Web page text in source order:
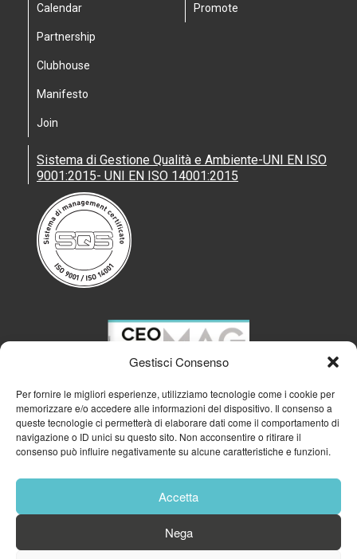
Gestisci Consenso
Per fornire le migliori esperienze, utilizziamo tecnologie come i cookie per
memorizzare e/o accedere alle informazioni del dispositivo. Il consenso a
queste tecnologie ci permetterà di elaborare dati come il comportamento di
navigazione o ID unici su questo sito. Non acconsentire o ritirare il
consenso può influire negativamente su alcune caratteristiche e funzioni.
Accetta
Nega
Calendar
Partnership
Clubhouse
Manifesto
Join
Promote
Sistema di Gestione Qualità e Ambiente-UNI EN ISO
9001:2015- UNI EN ISO 14001:2015